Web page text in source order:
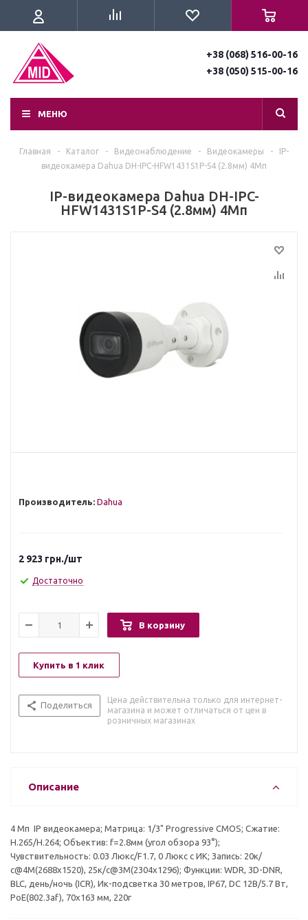
+38 (068) 516-00-16
+38 (050) 515-00-16
МЕНЮ
Главная - Каталог - Видеонаблюдение - Видеокамеры -
IP-
видеокамера Dahua DH-IPC-HFW1431S1P-S4 (2.8мм) 4Мп
IP-видеокамера Dahua DH-IPC-
HFW1431S1P-S4 (2.8мм) 4Мп
Производитель: Dahua
2 923 грн./шт
Достаточно
В корзину
Купить в 1 клик
Поделиться
Цена действительна только для интернет-
магазина и может отличаться от цен в
розничных магазинах
Описание
4 Mп IP видеокамера; Матрица: 1/3" Progressive CMOS; Сжатие:
H.265/H.264; Объектив: f=2.8мм (угол обзора 93°);
Чувствительность: 0.03 Люкс/F1.7, 0 Люкс с ИК; Запись: 20к/
с@4M(2688х1520), 25к/с@3M(2304х1296); Функции: WDR, 3D-DNR,
BLC, день/ночь (ICR), Ик-подсветка 30 метров, IP67, DC 12В/5.7 Вт,
PoE(802.3af), 70х163 мм, 220г